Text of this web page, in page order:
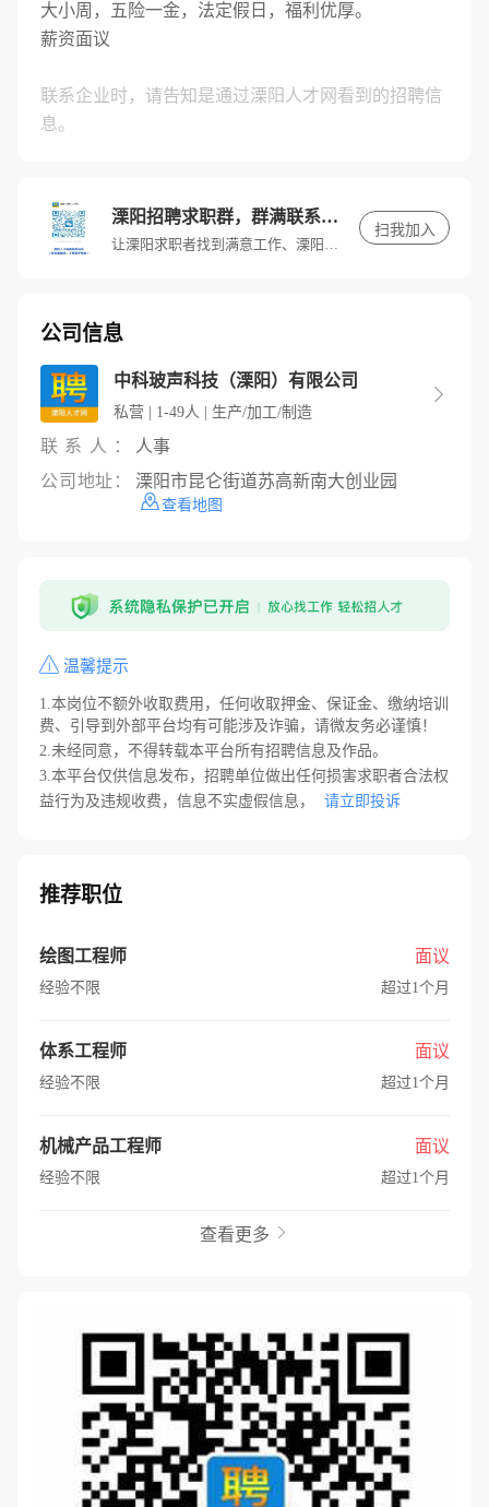
大小周，五险一金，法定假日，福利优厚。
薪资面议
联系企业时，请告知是通过溧阳人才网看到的招聘信
息。
溧阳招聘求职群，群满联系客服进入
让溧阳求职者找到满意工作、溧阳招聘单位找到满意人才。
扫我加入
公司信息
中科玻声科技（溧阳）有限公司
私营 | 1-49人 | 生产/加工/制造

联系人：
人事
公司地址：
溧阳市昆仑街道苏高新南大创业园
查看地图
温馨提示
1.本岗位不额外收取费用，任何收取押金、保证金、缴纳培训
费、引导到外部平台均有可能涉及诈骗，请微友务必谨慎！
2.未经同意，不得转载本平台所有招聘信息及作品。
3.本平台仅供信息发布，招聘单位做出任何损害求职者合法权
益行为及违规收费，信息不实虚假信息，
请立即投诉
推荐职位
绘图工程师 面议
经验不限 超过1个月
体系工程师 面议
经验不限 超过1个月
机械产品工程师 面议
经验不限 超过1个月
查看更多 